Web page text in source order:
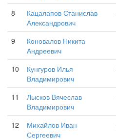
8
Кацалапов Станислав
Александрович
9
Коновалов Никита
Андреевич
10
Кунгуров Илья
Владимирович
11
Лысков Вячеслав
Владимирович
12
Михайлов Иван
Сергеевич